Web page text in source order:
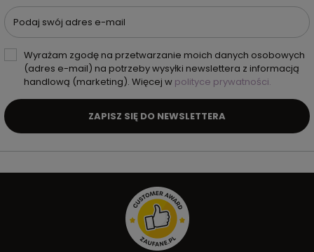
Podaj swój adres e-mail
Wyrażam zgodę na przetwarzanie moich danych osobowych
(adres e-mail) na potrzeby wysyłki newslettera z informacją
handlową (marketing). Więcej w polityce prywatności.
ZAPISZ SIĘ DO NEWSLETTERA